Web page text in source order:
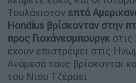
Τουλάχιστον επτά
Hondius βρίσκονταν στην
προς Γιοχάνεσμπουργκ στις
έχουν επιστρέψει στις
Ανάμεσά τους βρίσκονται
του Νιου Τζέρσεϊ.